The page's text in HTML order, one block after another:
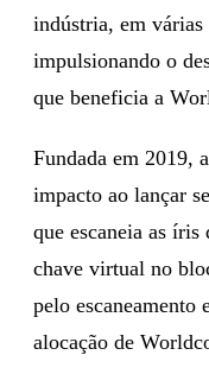
indústria, em várias
impulsionando o
que beneficia a
Fundada em 2019,
impacto ao lançar
que escaneia as íris
chave virtual no
pelo escaneamento
alocação de